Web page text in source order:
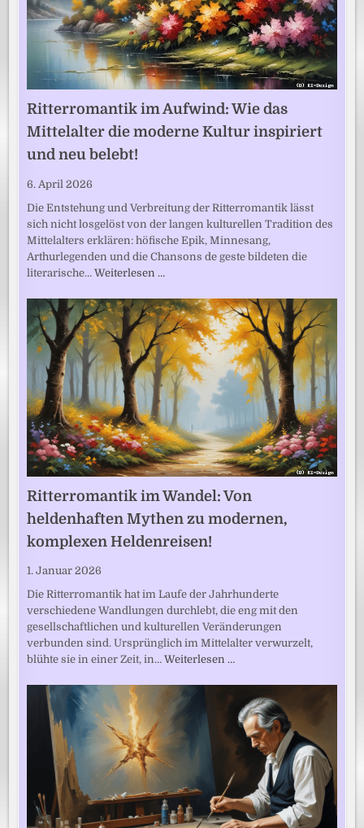
Ritterromantik im Aufwind: Wie das
Mittelalter die moderne Kultur inspiriert
und neu belebt!
6. April 2026
Die Entstehung und Verbreitung der Ritterromantik lässt
sich nicht losgelöst von der langen kulturellen Tradition des
Mittelalters erklären: höfische Epik, Minnesang,
Arthurlegenden und die Chansons de geste bildeten die
literarische…Weiterlesen …
Ritterromantik im Wandel: Von
heldenhaften Mythen zu modernen,
komplexen Heldenreisen!
1. Januar 2026
Die Ritterromantik hat im Laufe der Jahrhunderte
verschiedene Wandlungen durchlebt, die eng mit den
gesellschaftlichen und kulturellen Veränderungen
verbunden sind. Ursprünglich im Mittelalter verwurzelt,
blühte sie in einer Zeit, in…Weiterlesen …